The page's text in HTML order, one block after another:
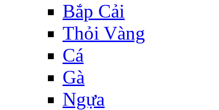
Bắp Cải
Thỏi Vàng
Cá
Gà
Ngựa